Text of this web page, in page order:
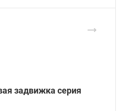
задвижка серия